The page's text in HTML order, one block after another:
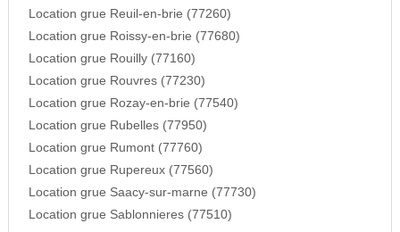
Location grue Reuil-en-brie (77260)
Location grue Roissy-en-brie (77680)
Location grue Rouilly (77160)
Location grue Rouvres (77230)
Location grue Rozay-en-brie (77540)
Location grue Rubelles (77950)
Location grue Rumont (77760)
Location grue Rupereux (77560)
Location grue Saacy-sur-marne (77730)
Location grue Sablonnieres (77510)